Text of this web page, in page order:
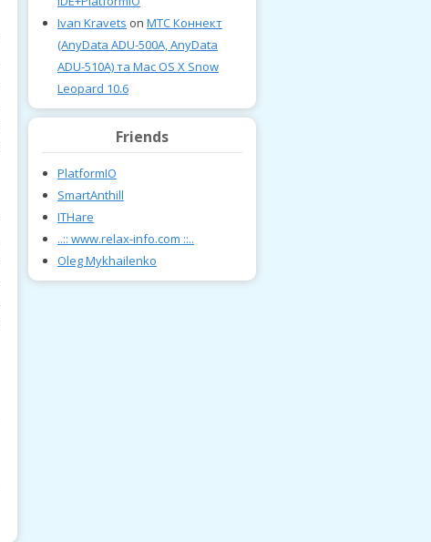
Ivan Kravets on МТС Коннект
(AnyData ADU-500A, AnyData
ADU-510A) та Mac OS X Snow
Leopard 10.6
Friends
PlatformIO
SmartAnthill
ITHare
..:: www.relax-info.com ::..
Oleg Mykhailenko